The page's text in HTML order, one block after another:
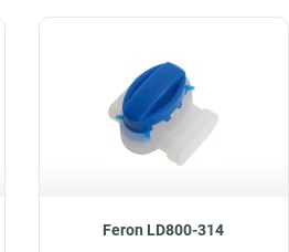
Feron LD800-314